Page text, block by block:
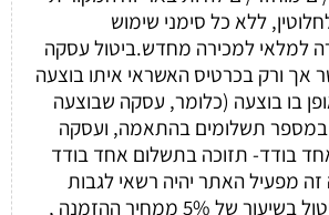
ללא כל סימני שימוש
למלאי למכירה מחדש.ביטול עסקה
אך ורק בכרטיס האשראי איתו בוצעה
בו בוצעה (כלומר, עסקה שבוצעה
במספר תשלומים בהתאמה, ועסקה
בודד- תזוכה בתשלום אחד בודד
מפעיל האתר יהיה רשאי לגבות
מהמשתמש דמי ביטול בשיעור של 5% ממחיר ההזמנה ,